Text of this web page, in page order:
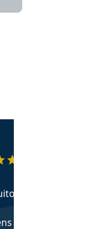
recomenda o Aprova
no
pelas